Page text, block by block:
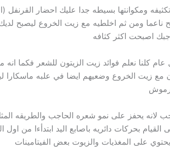
ومكوانتها بسيطه جدا عليك احضار
ناعما ومن ثم اخلطيه مع زيت الخروع ليصبح
اصبحت اكثر كثافه
عام كلنا نعلم فوائد زيت الزيتون للشعر فكما
مع زيت الخروع وضعيهم ايضا في علبه ماسكارا
لانه يحفز على نمو شعره الحاجب والطريقه
بحركات دائريه باصابع اليد ابتدأءا من
على المغذيات والزيوت بعض الفيتامينات